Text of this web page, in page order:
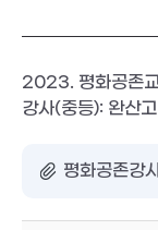
2023. 평화공존
강사(중등): 완산
평화공존